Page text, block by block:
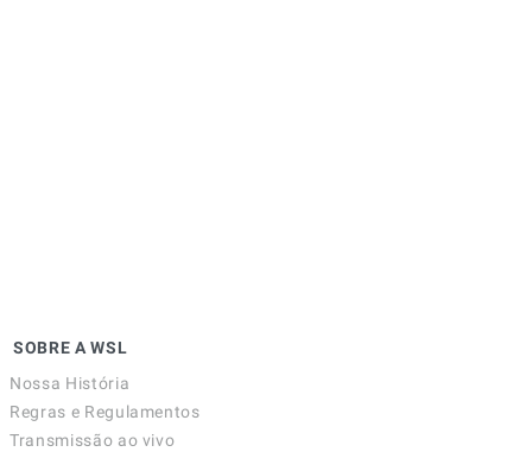
SOBRE A WSL
Nossa História
Regras e Regulamentos
Transmissão ao vivo